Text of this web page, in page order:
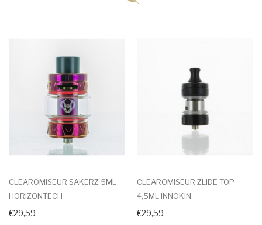
CLEAROMISEUR SAKERZ 5ML
HORIZONTECH
€29,59
CLEAROMISEUR ZLIDE TOP
4,5ML INNOKIN
€29,59